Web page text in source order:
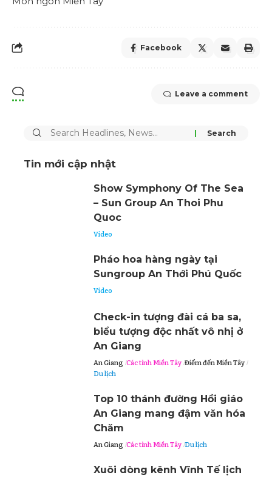
Facebook
Leave a comment
Tin mới cập nhật
Show Symphony Of The Sea
– Sun Group An Thoi Phu
Quoc
Video
Pháo hoa hàng ngày tại
Sungroup An Thới Phú Quốc
Video
Check-in tượng đài cá ba sa,
biểu tượng độc nhất vô nhị ở
An Giang
An Giang Các tỉnh Miền Tây Điểm đến Miền Tây
Du lịch
Top 10 thánh đường Hồi giáo
An Giang mang đậm văn hóa
Chăm
An Giang Các tỉnh Miền Tây Du lịch
Xuôi dòng kênh Vĩnh Tế lịch